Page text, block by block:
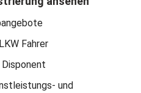
Fahrer
und